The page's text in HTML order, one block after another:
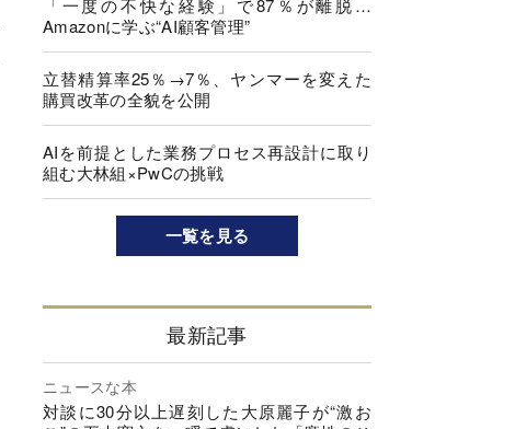
「一度の不快な経験」で87％が離脱…
Amazonに学ぶ“AI顧客管理”
立替精算率25％→7％、ヤンマーを変えた
購買改革の全貌を公開
AIを前提とした業務プロセス再設計に取り
組む大林組×PwCの挑戦
一覧を見る
最新記事
ニュースな本
対談に30分以上遅刻した大原麗子が“激お